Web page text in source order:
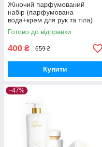
Жіночий парфумований
набір (парфумована
вода+крем для рук та тіла)
THALIA Remember, 35/50 мл
(LACOSTE - POUR FEMME)
Готово до відправки
400 ₴ 659 ₴
Купити
–47%